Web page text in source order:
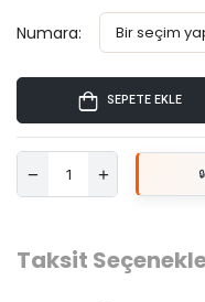
Numara:
SEPETE EKLE
Taksit